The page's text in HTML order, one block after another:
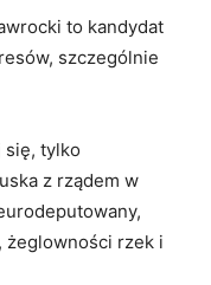
to kandydat
szczególnie
się, tylko
z rządem w
żeglowności rzek i